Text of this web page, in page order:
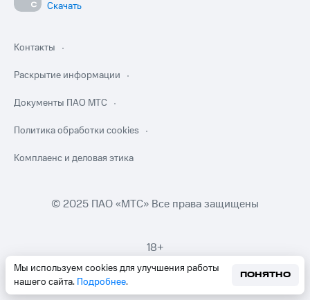
Мы используем cookies для улучшения работы
нашего сайта. Подробнее.
ПОНЯТНО
Скачать
Контакты
Раскрытие информации
Документы ПАО МТС
Политика обработки cookies
Комплаенс и деловая этика
© 2025 ПАО «МТС» Все права защищены
18+